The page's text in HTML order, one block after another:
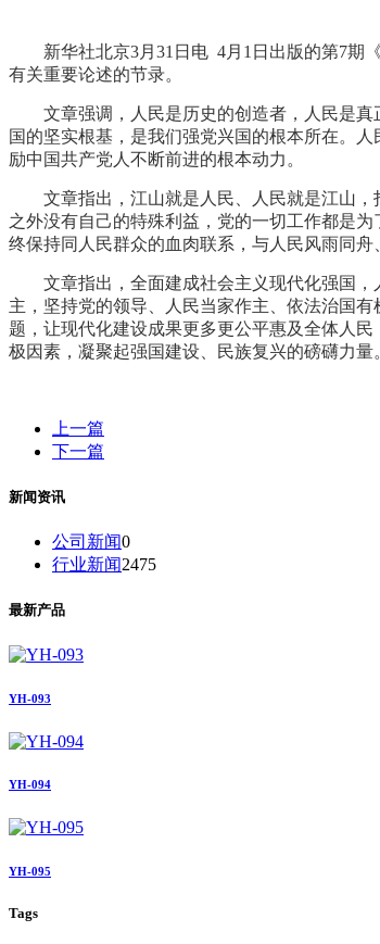
新华社北京3月31日电 4月1日出版的第7期
有关重要论述的节录。
文章强调，人民是历史的创造者，人民是
国的坚实根基，是我们强党兴国的根本所在。
励中国共产党人不断前进的根本动力。
文章指出，江山就是人民、人民就是江山
之外没有自己的特殊利益，党的一切工作都是
终保持同人民群众的血肉联系，与人民风雨同
文章指出，全面建成社会主义现代化强国
主，坚持党的领导、人民当家作主、依法治国
题，让现代化建设成果更多更公平惠及全体人
极因素，凝聚起强国建设、民族复兴的磅礴力量
上一篇
下一篇
新闻资讯
公司新闻0
行业新闻2475
最新产品
YH-093
YH-094
YH-095
Tags